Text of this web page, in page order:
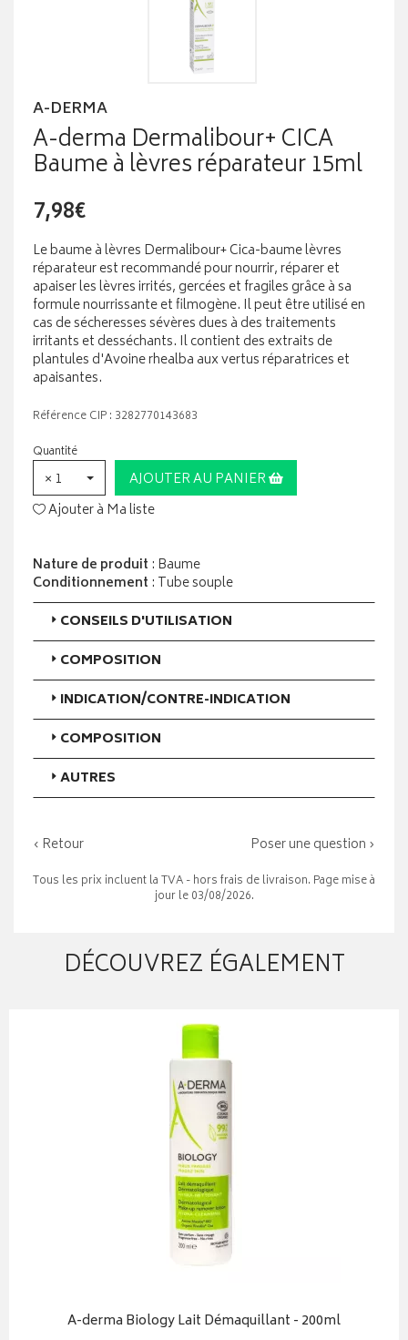
A-DERMA
A-derma Dermalibour+ CICA
Baume à lèvres réparateur 15ml
7,98€
Le baume à lèvres Dermalibour+ Cica-baume lèvres
réparateur est recommandé pour nourrir, réparer et
apaiser les lèvres irrités, gercées et fragiles grâce à sa
formule nourrissante et filmogène. Il peut être utilisé en
cas de sécheresses sévères dues à des traitements
irritants et desséchants. Il contient des extraits de
plantules d'Avoine rhealba aux vertus réparatrices et
apaisantes.
Référence CIP : 3282770143683
Quantité
× 1
AJOUTER AU PANIER
Ajouter à Ma liste
Nature de produit : Baume
Conditionnement : Tube souple
CONSEILS D'UTILISATION
COMPOSITION
INDICATION/CONTRE-INDICATION
COMPOSITION
AUTRES
‹ Retour Poser une question ›
Tous les prix incluent la TVA - hors frais de livraison. Page mise à
jour le 03/08/2026.
DÉCOUVREZ ÉGALEMENT
A-derma Biology Lait Démaquillant - 200ml